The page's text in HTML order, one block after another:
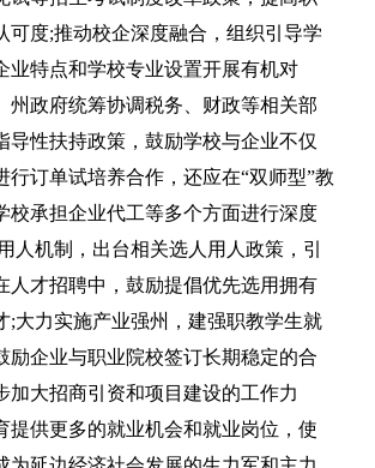
可度;推动校企深度融合，组织引导学
业特点和学校专业设置开展有机对
州政府统筹协调税务、财政等相关部
导性扶持政策，鼓励学校与企业不仅
行订单试培养合作，还应在“双师型”教
校承担企业代工等多个方面进行深度
人机制，出台相关选人用人政策，引
人才招聘中，鼓励提倡优先选用拥有
;大力实施产业强州，建强职教学生就
励企业与职业院校签订长期稳定的合
加大招商引资和项目建设的工作力
提供更多的就业机会和就业岗位，使